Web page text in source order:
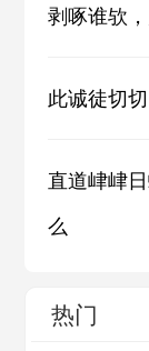
剥啄谁欤
此诚徒切
直道峍峍
么
热门